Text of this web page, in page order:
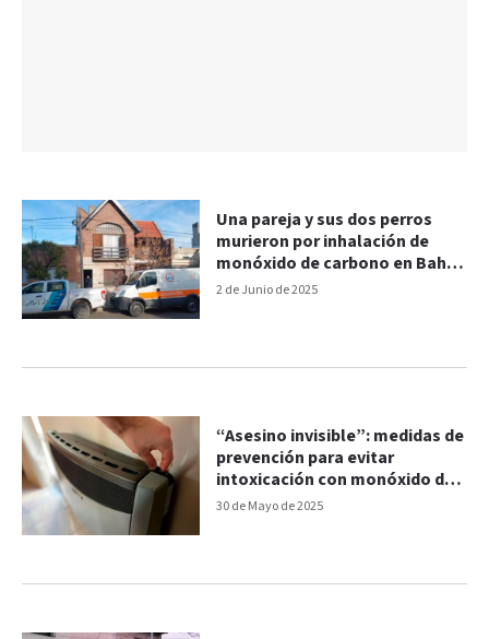
2 de Junio de 2025
Una pareja y sus dos perros
murieron por inhalación de
monóxido de carbono en Bahía
Blanca
30 de Mayo de 2025
“Asesino invisible”: medidas de
prevención para evitar
intoxicación con monóxido de
carbono